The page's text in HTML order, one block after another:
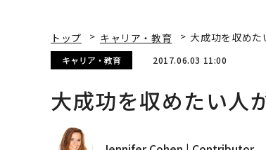
トップ キャリア・教育 大成功を収めた
キャリア・教育 2017.06.03 11:00
大成功を収めたい人